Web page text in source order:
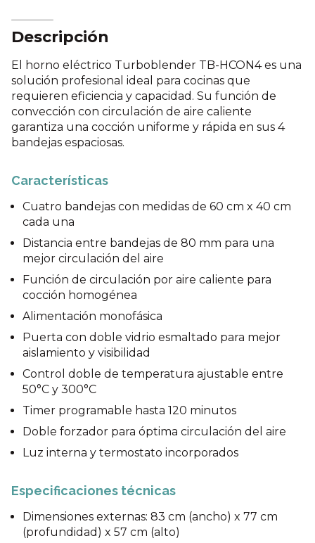
Descripción
El horno eléctrico Turboblender TB-HCON4 es una
solución profesional ideal para cocinas que
requieren eficiencia y capacidad. Su función de
convección con circulación de aire caliente
garantiza una cocción uniforme y rápida en sus 4
bandejas espaciosas.
Características
Cuatro bandejas con medidas de 60 cm x 40 cm
cada una
Distancia entre bandejas de 80 mm para una
mejor circulación del aire
Función de circulación por aire caliente para
cocción homogénea
Alimentación monofásica
Puerta con doble vidrio esmaltado para mejor
aislamiento y visibilidad
Control doble de temperatura ajustable entre
50°C y 300°C
Timer programable hasta 120 minutos
Doble forzador para óptima circulación del aire
Luz interna y termostato incorporados
Especificaciones técnicas
Dimensiones externas: 83 cm (ancho) x 77 cm
(profundidad) x 57 cm (alto)